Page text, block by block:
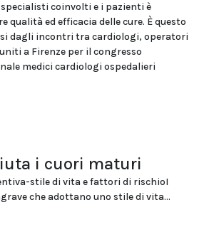
coinvolti e i pazienti è
qualità ed efficacia delle cure. È questo
dagli incontri tra cardiologi, operatori
a Firenze per il congresso
medici cardiologi ospedalieri
i cuori maturi
stile di vita e fattori di rischioI
che adottano uno stile di vita...